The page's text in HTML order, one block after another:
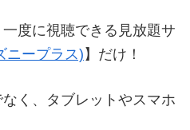
度に視聴できる見放題サ
ニープラス) 】だけ！
く、タブレットやスマホ